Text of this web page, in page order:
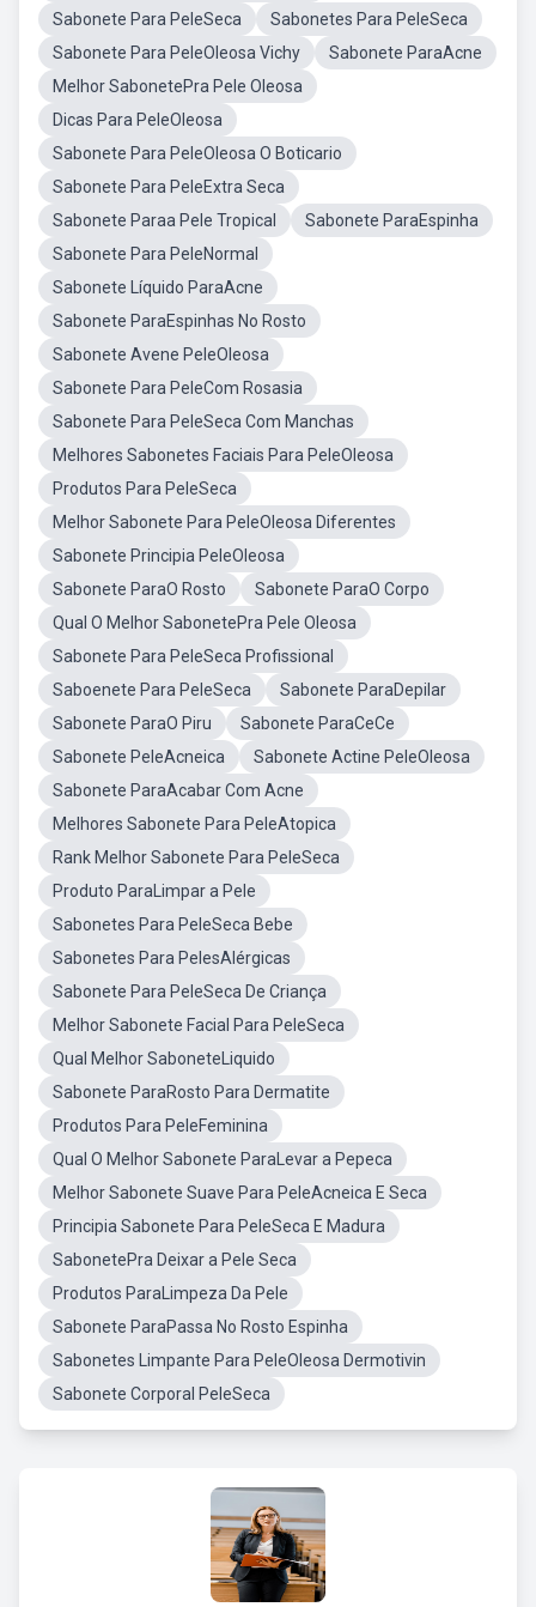
Sabonete Para PeleSeca
Sabonetes Para PeleSeca
Sabonete Para PeleOleosa Vichy
Sabonete ParaAcne
Melhor SabonetePra Pele Oleosa
Dicas Para PeleOleosa
Sabonete Para PeleOleosa O Boticario
Sabonete Para PeleExtra Seca
Sabonete Paraa Pele Tropical
Sabonete ParaEspinha
Sabonete Para PeleNormal
Sabonete Líquido ParaAcne
Sabonete ParaEspinhas No Rosto
Sabonete Avene PeleOleosa
Sabonete Para PeleCom Rosasia
Sabonete Para PeleSeca Com Manchas
Melhores Sabonetes Faciais Para PeleOleosa
Produtos Para PeleSeca
Melhor Sabonete Para PeleOleosa Diferentes
Sabonete Principia PeleOleosa
Sabonete ParaO Rosto
Sabonete ParaO Corpo
Qual O Melhor SabonetePra Pele Oleosa
Sabonete Para PeleSeca Profissional
Saboenete Para PeleSeca
Sabonete ParaDepilar
Sabonete ParaO Piru
Sabonete ParaCeCe
Sabonete PeleAcneica
Sabonete Actine PeleOleosa
Sabonete ParaAcabar Com Acne
Melhores Sabonete Para PeleAtopica
Rank Melhor Sabonete Para PeleSeca
Produto ParaLimpar a Pele
Sabonetes Para PeleSeca Bebe
Sabonetes Para PelesAlérgicas
Sabonete Para PeleSeca De Criança
Melhor Sabonete Facial Para PeleSeca
Qual Melhor SaboneteLiquido
Sabonete ParaRosto Para Dermatite
Produtos Para PeleFeminina
Qual O Melhor Sabonete ParaLevar a Pepeca
Melhor Sabonete Suave Para PeleAcneica E Seca
Principia Sabonete Para PeleSeca E Madura
SabonetePra Deixar a Pele Seca
Produtos ParaLimpeza Da Pele
Sabonete ParaPassa No Rosto Espinha
Sabonetes Limpante Para PeleOleosa Dermotivin
Sabonete Corporal PeleSeca